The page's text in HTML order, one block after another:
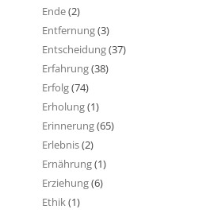
Ende(2)
Entfernung(3)
Entscheidung(37)
Erfahrung(38)
Erfolg(74)
Erholung(1)
Erinnerung(65)
Erlebnis(2)
Ernährung(1)
Erziehung(6)
Ethik(1)